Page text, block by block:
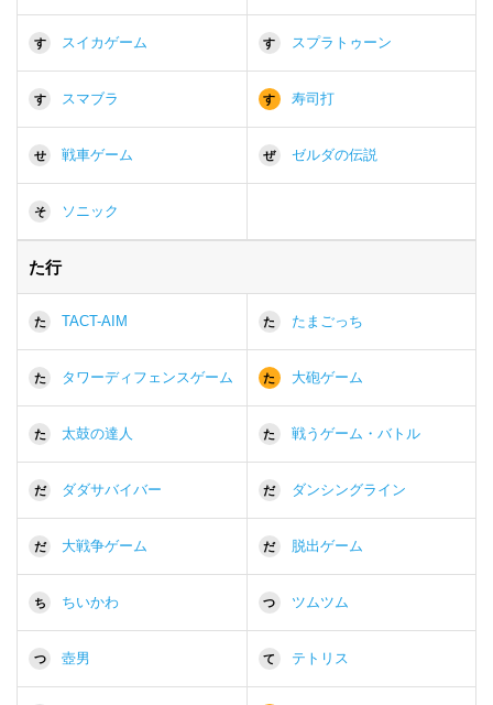
す スイカゲーム す スプラトゥーン
す スマブラ す 寿司打
せ 戦車ゲーム ぜ ゼルダの伝説
そ ソニック
た行
た TACT-AIM た たまごっち
た タワーディフェンスゲーム た 大砲ゲーム
た 太鼓の達人 た 戦うゲーム・バトル
だ ダダサバイバー だ ダンシングライン
だ 大戦争ゲーム だ 脱出ゲーム
ち ちいかわ つ ツムツム
つ 壺男 て テトリス